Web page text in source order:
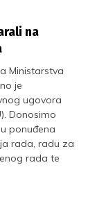
na
Ministarstva
je
ugovora
Donosimo
ponuđena
rada, radu za
rada te